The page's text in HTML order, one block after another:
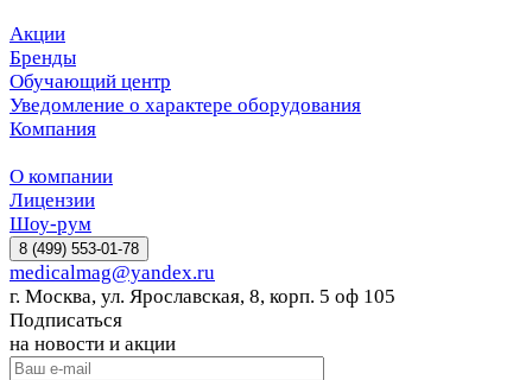
Акции
Бренды
Обучающий центр
Уведомление о характере оборудования
Компания
О компании
Лицензии
Шоу-рум
8 (499) 553-01-78
medicalmag@yandex.ru
г. Москва, ул. Ярославская, 8, корп. 5 оф 105
Подписаться
на новости и акции